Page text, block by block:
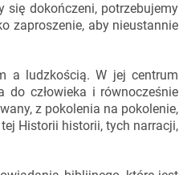
się dokończeni, potrzebujemy
zaproszenie, aby nieustannie
a ludzkością. W jej centrum
do człowieka i równocześnie
z pokolenia na pokolenie,
Historii historii, tych narracji,